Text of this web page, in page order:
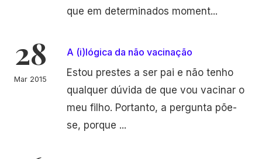
que em determinados moment...
28
Mar 2015
A (i)lógica da não vacinação
Estou prestes a ser pai e não tenho
qualquer dúvida de que vou vacinar o
meu filho. Portanto, a pergunta põe-
se, porque ...